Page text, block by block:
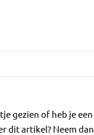
gezien of heb je een
dit artikel? Neem dan